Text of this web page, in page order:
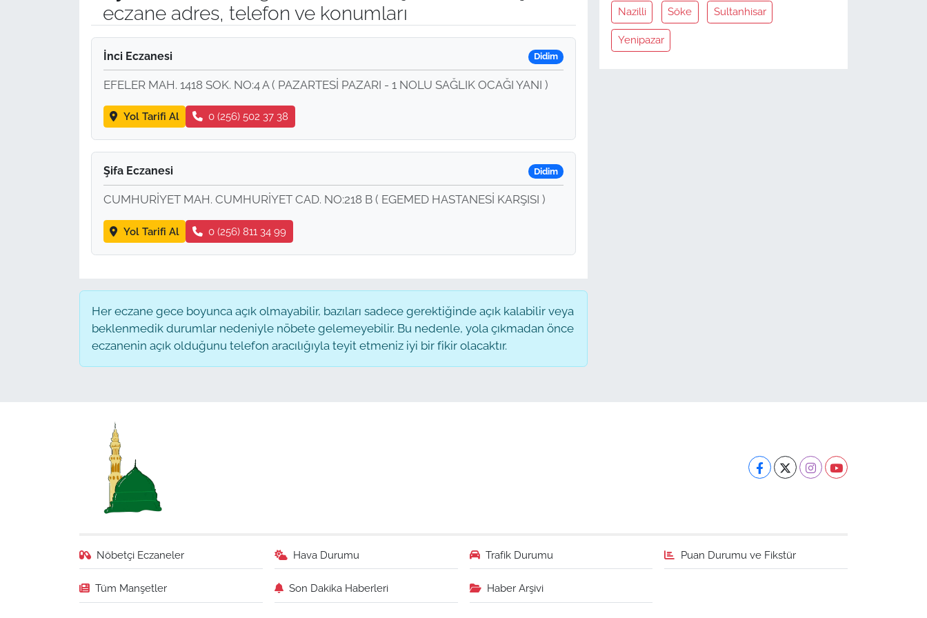
eczane adres, telefon ve konumları
İnci Eczanesi Didim
EFELER MAH. 1418 SOK. NO:4 A ( PAZARTESİ PAZARI - 1 NOLU SAĞLIK OCAĞI YANI )
Yol Tarifi Al 0 (256) 502 37 38
Şifa Eczanesi Didim
CUMHURİYET MAH. CUMHURİYET CAD. NO:218 B ( EGEMED HASTANESİ KARŞISI )
Yol Tarifi Al 0 (256) 811 34 99
Her eczane gece boyunca açık olmayabilir, bazıları sadece gerektiğinde açık kalabilir veya
beklenmedik durumlar nedeniyle nöbete gelemeyebilir. Bu nedenle, yola çıkmadan önce
eczanenin açık olduğunu telefon aracılığıyla teyit etmeniz iyi bir fikir olacaktır.
Nazilli Söke Sultanhisar
Yenipazar
Nöbetçi Eczaneler Hava Durumu Trafik Durumu Puan Durumu ve Fikstür
Tüm Manşetler Son Dakika Haberleri Haber Arşivi